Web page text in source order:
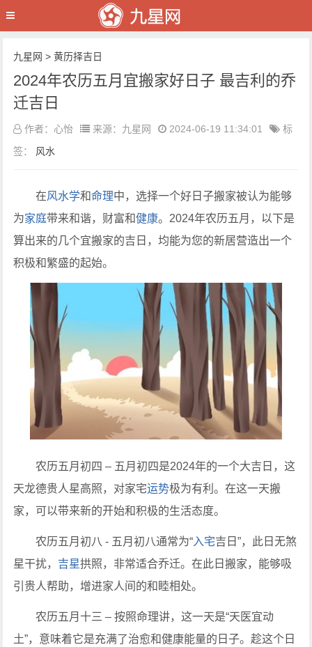
九星网 >黄历择吉日
2024年农历五月宜搬家好日子 最吉利的乔
迁吉日
作者：心怡 来源：九星网 2024-06-19 11:34:01
标
签： 风水
在风水学和命理中，选择一个好日子搬家被认为能够
为家庭带来和谐，财富和健康。2024年农历五月，以下是
算出来的几个宜搬家的吉日，均能为您的新居营造出一个
积极和繁盛的起始。
农历五月初四 – 五月初四是2024年的一个大吉日，这
天龙德贵人星高照，对家宅运势极为有利。在这一天搬
家，可以带来新的开始和积极的生活态度。
农历五月初八 - 五月初八通常为“入宅吉日”，此日无煞
星干扰， 吉星拱照，非常适合乔迁。在此日搬家，能够吸
引贵人帮助，增进家人间的和睦相处。
农历五月十三 – 按照命理讲，这一天是“天医宜动
土”，意味着它是充满了治愈和健康能量的日子。趁这个日